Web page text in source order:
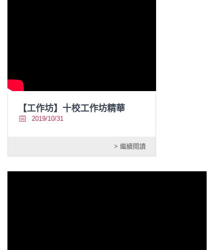
【工作坊】十校工作坊精華
2019/10/31
> 繼續閱讀